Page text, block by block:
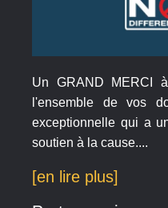
Un GRAND MERCI
l'ensemble de vos
exceptionnelle qui a
soutien à la cause....
[en lire plus]